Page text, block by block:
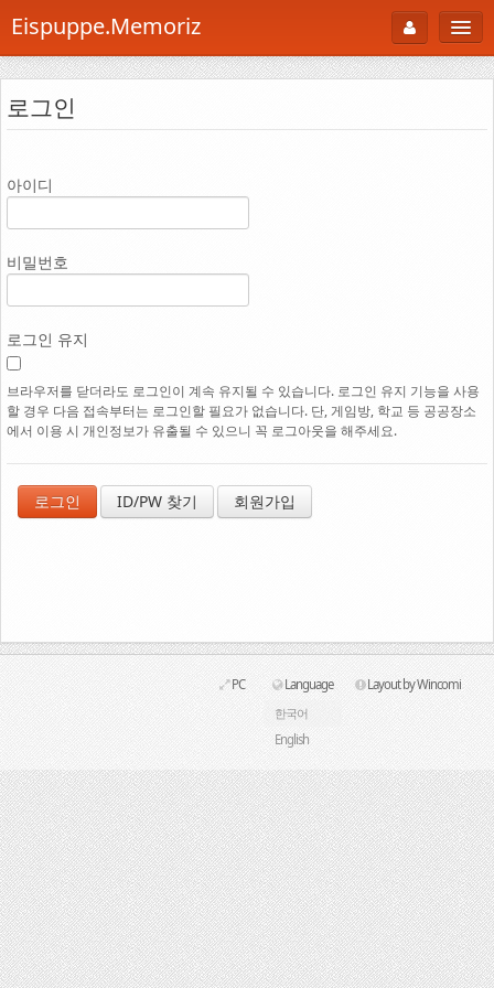
Eispuppe.Memoriz
About
AboutTori
Gallery
공부방
Link
로그인
아이디
비밀번호
로그인 유지
브라우저를 닫더라도 로그인이 계속 유지될 수 있습니다. 로그인 유지 기능을 사용
할 경우 다음 접속부터는 로그인할 필요가 없습니다. 단, 게임방, 학교 등 공공장소
에서 이용 시 개인정보가 유출될 수 있으니 꼭 로그아웃을 해주세요.
ID/PW 찾기 회원가입
PC
Language
한국어
English
Layout by Wincomi